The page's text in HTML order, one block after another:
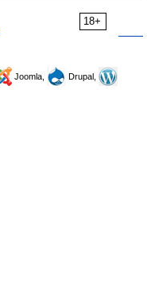
18+
Joomla,
Drupal,